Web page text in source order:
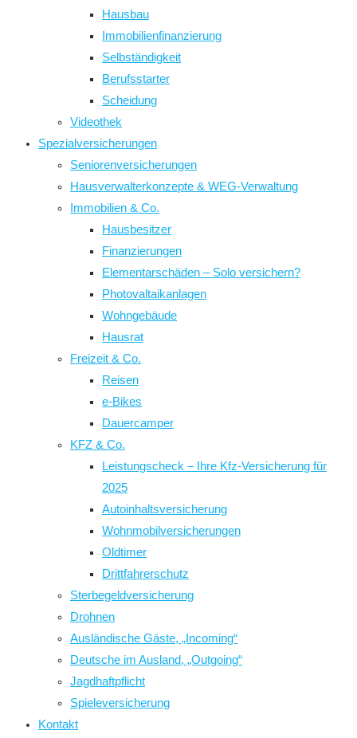
Hausbau
Immobilienfinanzierung
Selbständigkeit
Berufsstarter
Scheidung
Videothek
Spezialversicherungen
Seniorenversicherungen
Hausverwalterkonzepte & WEG-Verwaltung
Immobilien & Co.
Hausbesitzer
Finanzierungen
Elementarschäden – Solo versichern?
Photovaltaikanlagen
Wohngebäude
Hausrat
Freizeit & Co.
Reisen
e-Bikes
Dauercamper
KFZ & Co.
Leistungscheck – Ihre Kfz-Versicherung für
2025
Autoinhaltsversicherung
Wohnmobilversicherungen
Oldtimer
Drittfahrerschutz
Sterbegeldversicherung
Drohnen
Ausländische Gäste, „Incoming“
Deutsche im Ausland, „Outgoing“
Jagdhaftpflicht
Spieleversicherung
Kontakt